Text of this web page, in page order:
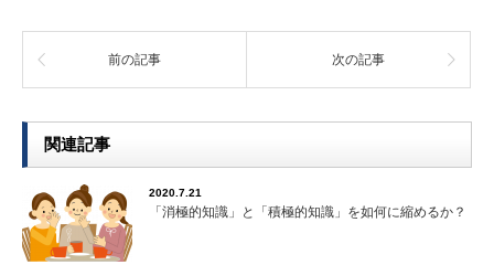
前の記事 次の記事
関連記事
2020.7.21
「消極的知識」と「積極的知識」を如何に縮めるか？